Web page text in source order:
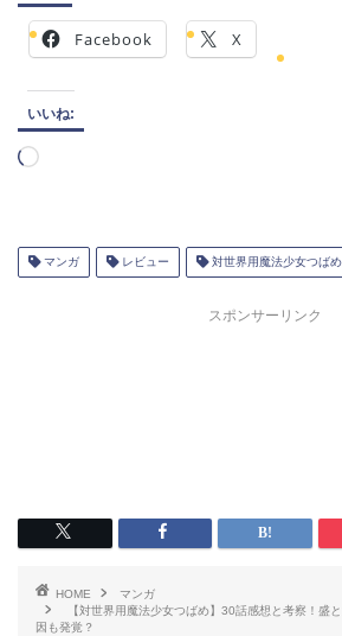
Facebook X
いいね:
読
中…
マンガ レビュー 対世界用魔法少女つばめ
スポンサーリンク
HOME
マンガ
【対世界用魔法少女つばめ】30話感想と考察！盛
因も発覚？